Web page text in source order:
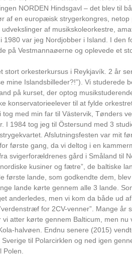
NORDEN Hindsgavl – det blev til
af en europæisk strygerkongres, netop
af musikskoleorkestre,
1980 var jeg Nordjobber i Island. I den
på Vestmannaøerne og oplevede et
stort orkesterkursus i Reykjavík. 2 år
mine Islandsbilleder?!”). Vi studerede
på kurset, der optog
konservatorieelever til at fylde
tog med min far til Västervik, Tønders
I 1984 tog jeg til Östersund med 3
Afslutningsfesten var mit
første gang, da vi deltog i en
svigerforældrenes gård i Småland til
kusiner og fætre”, de baltiske
første lande, som godkendte dem,
lande kørte gennem alle 3 lande.
anderledes, men vi kom da både ud
for 2CV-venner”. Mange år
atter kørte gennem Balticum, men nu
halvøen. Endnu senere (2015)
til Polarcirklen og ned igen